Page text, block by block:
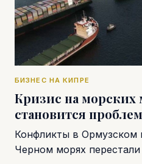
БИЗНЕС НА КИПРЕ
Кризис на морских
становится
Конфликты в Ормузском
Черном морях